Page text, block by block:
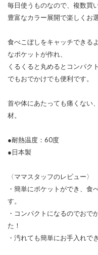
毎日使うものなので、複数買
豊富なカラー展開で楽しくお
食べこぼしをキャッチできる
なポケットが作れ、
くるくると丸めるとコンパク
でもおでかけでも便利です。
首や体にあたっても痛くない
材。
●耐熱温度：60度
●日本製
〈ママスタッフのレビュー〉
・簡単にポケットができ、食
す。
・コンパクトになるのでおで
た！
・汚れても簡単にお手入れで